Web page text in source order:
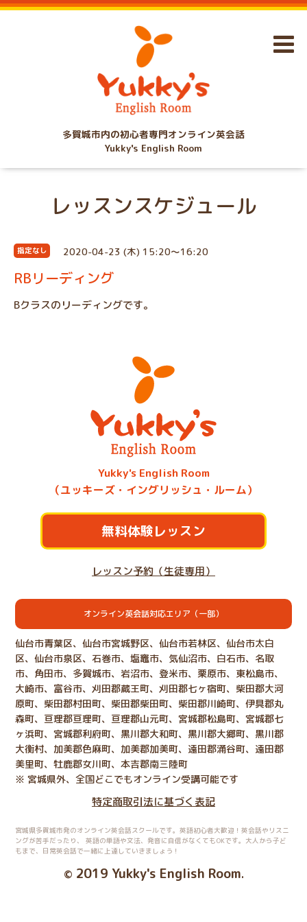
多賀城市内の初心者専門オンライン英会話
Yukky's English Room
レッスンスケジュール
指定なし 2020-04-23 (木) 15:20～16:20
RBリーディング
Bクラスのリーディングです。
Yukky's English Room
（ユッキーズ・イングリッシュ・ルーム）
無料体験レッスン
レッスン予約（生徒専用）
オンライン英会話対応エリア（一部）
仙台市青葉区、仙台市宮城野区、仙台市若林区、仙台市太白
区、仙台市泉区、石巻市、塩竈市、気仙沼市、白石市、名取
市、角田市、多賀城市、岩沼市、登米市、栗原市、東松島市、
大崎市、富谷市、刈田郡蔵王町、刈田郡七ヶ宿町、柴田郡大河
原町、柴田郡村田町、柴田郡柴田町、柴田郡川崎町、伊具郡丸
森町、亘理郡亘理町、亘理郡山元町、宮城郡松島町、宮城郡七
ヶ浜町、宮城郡利府町、黒川郡大和町、黒川郡大郷町、黒川郡
大衡村、加美郡色麻町、加美郡加美町、遠田郡涌谷町、遠田郡
美里町、牡鹿郡女川町、本吉郡南三陸町
※ 宮城県外、全国どこでもオンライン受講可能です
特定商取引法に基づく表記
宮城県多賀城市発のオンライン英会話スクールです。英語初心者大歓迎！英会話やリスニ
ングが苦手だったり、
英語の単語や文法、発音に自信がなくてもOKです。大人から子ど
もまで、日常英会話で一緒に上達していきましょう！
© 2019 Yukky's English Room.